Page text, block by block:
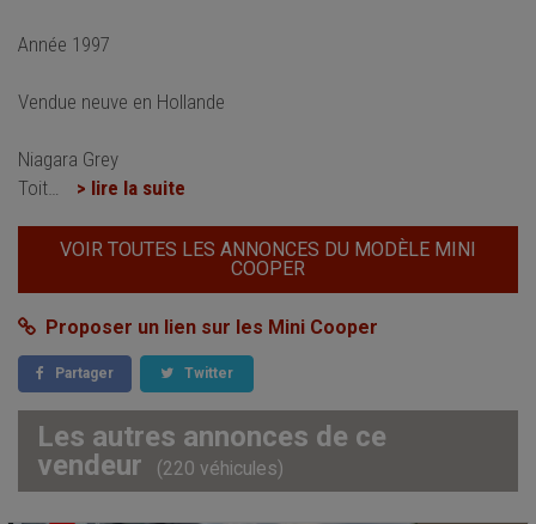
Année 1997
Vendue neuve en Hollande
Niagara Grey
Toit
> lire la suite
VOIR TOUTES LES ANNONCES DU MODÈLE MINI
COOPER
Proposer un lien sur les Mini Cooper
Partager Twitter
Les autres annonces de ce
vendeur
(220 véhicules)